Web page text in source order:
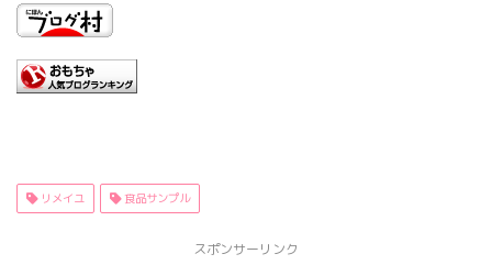
リメイユ 食品サンプル
スポンサーリンク